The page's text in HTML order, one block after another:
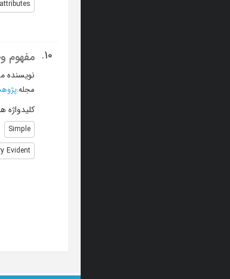
10. مفهوم
نویسنده
مجله:
کلیدواژه
Simple
Evident